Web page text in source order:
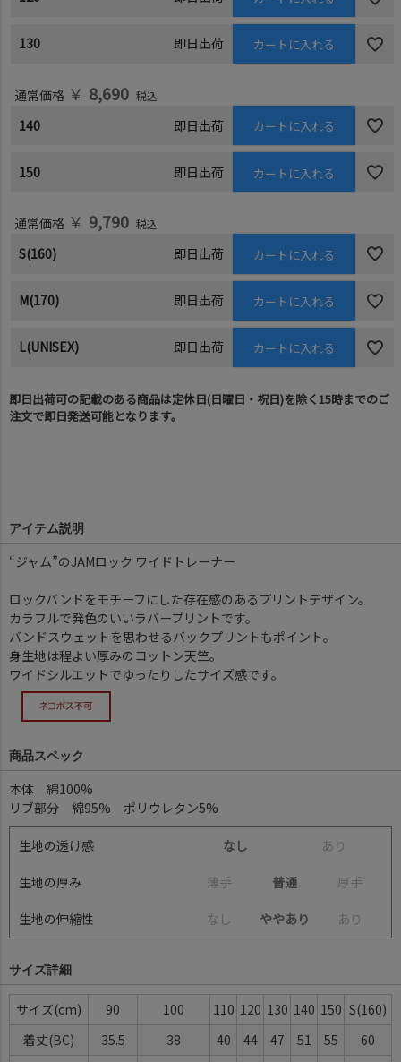
130 即日出荷 カートに入れる
通常価格 ￥ 8,690 税込
140 即日出荷 カートに入れる
150 即日出荷 カートに入れる
通常価格 ￥ 9,790 税込
S(160) 即日出荷 カートに入れる
M(170) 即日出荷 カートに入れる
L(UNISEX) 即日出荷 カートに入れる
即日出荷可の記載のある商品は定休日(日曜日・祝日)を除く15時までのご
注文で即日発送可能となります。
アイテム説明
“ジャム”のJAMロック ワイドトレーナー
ロックバンドをモチーフにした存在感のあるプリントデザイン。
カラフルで発色のいいラバープリントです。
バンドスウェットを思わせるバックプリントもポイント。
身生地は程よい厚みのコットン天竺。
ワイドシルエットでゆったりしたサイズ感です。
商品スペック
本体 綿100%
リブ部分 綿95% ポリウレタン5%
生地の透け感 なし あ り
生地の厚み 薄手 普通 厚手
生地の伸縮性 な し ややあり あ り
サイズ詳細
サイズ(cm) 90 100 110 120 130 140 150 S(160)
着丈(BC)
35.5 38 40 44 47 51 55
60